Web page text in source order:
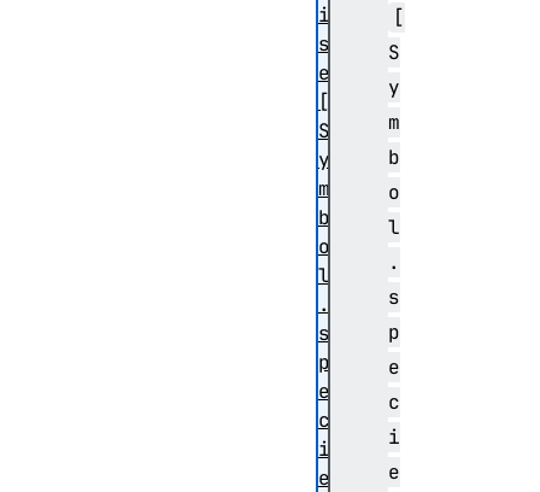
[
S
y
m
b
o
l
.
s
p
e
c
i
e
i
s
e
[
S
y
m
b
o
l
.
s
p
e
c
i
e